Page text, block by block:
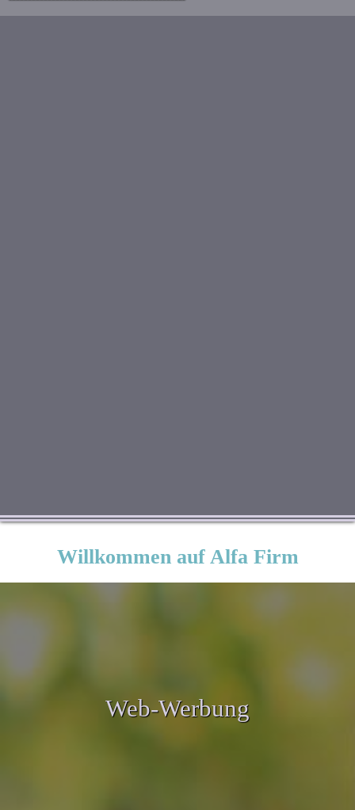
Willkommen auf Alfa Firm
Web-Werbung